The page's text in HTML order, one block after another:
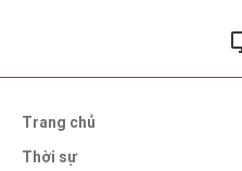
Trang chủ
Thời sự